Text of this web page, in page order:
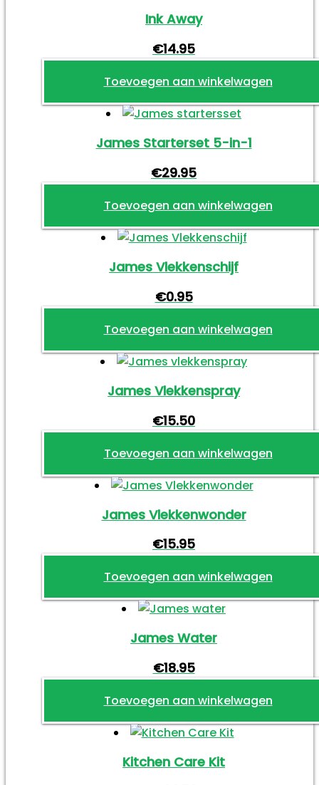
Ink Away
€14.95
Toevoegen aan winkelwagen
James Starterset 5-in-1
€29.95
Toevoegen aan winkelwagen
James Vlekkenschijf
€0.95
Toevoegen aan winkelwagen
James Vlekkenspray
€15.50
Toevoegen aan winkelwagen
James Vlekkenwonder
€15.95
Toevoegen aan winkelwagen
James Water
€18.95
Toevoegen aan winkelwagen
Kitchen Care Kit